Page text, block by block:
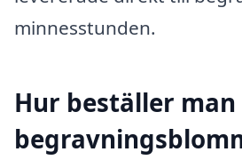
minnesstunden.
Hur beställer man